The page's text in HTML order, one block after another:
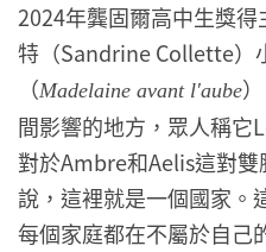
2024年龔固爾高中生獎
特（Sandrine Collette）
（Madelaine avant l'aube
間影響的地方，眾人稱它
對於Ambre和Aelis這對雙
說，這裡就是一個國家。
每個家庭都在不屬於自己